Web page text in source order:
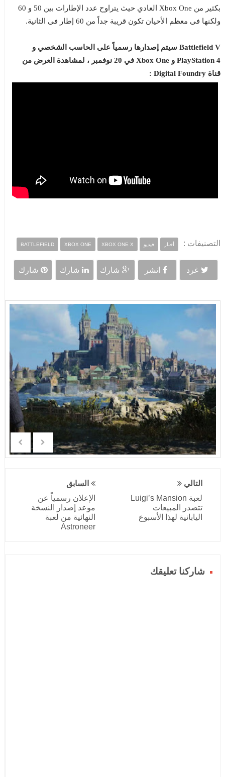
بكثير من Xbox One العادي حيث يتراوح عدد الإطارات بين 50 و 60
ولكنها فى معظم الأحيان تكون قريبة جداً من 60 إطار فى الثانية.
Battlefield V سيتم إصدارها رسمياً على الحاسب الشخصي و
PlayStation 4 و Xbox One في 20 نوفمبر ، لمشاهدة العرض من
قناة Digital Foundry :
التصنيفات : أخبار فيديو BATTLEFIELD XBOX ONE XBOX ONE X
غرد انشر شارك شارك شارك
التالي
لعبة Luigi’s Mansion
تتصدر المبيعات
اليابانية لهذا الأسبوع
السابق
الإعلان رسمياً عن
موعد إصدار النسخة
النهائية من لعبة
Astroneer
شاركنا تعليقك